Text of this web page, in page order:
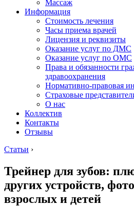
Массаж
Информация
Стоимость лечения
Часы приема врачей
Лицензия и реквизиты
Оказание услуг по ДМС
Оказание услуг по ОМС
Права и обязанности
здравоохранения
Нормативно-правовая
Страховые
О нас
Коллектив
Контакты
Отзывы
Статьи ›
Трейнер для зубов:
других устройств,
взрослых и детей